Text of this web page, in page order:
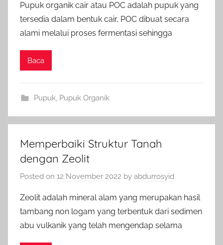
Pupuk organik cair atau POC adalah pupuk yang
tersedia dalam bentuk cair, POC dibuat secara
alami melalui proses fermentasi sehingga
Baca
Pupuk, Pupuk Organik
Memperbaiki Struktur Tanah
dengan Zeolit
Posted on 12 November 2022 by abdurrosyid
Zeolit adalah mineral alam yang merupakan hasil
tambang non logam yang terbentuk dari sedimen
abu vulkanik yang telah mengendap selama